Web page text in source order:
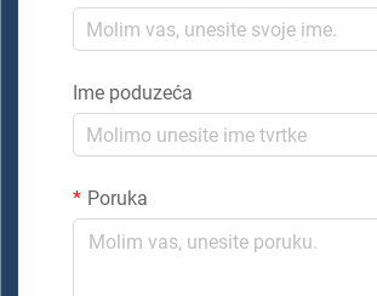
Ime poduzeća
Poruka